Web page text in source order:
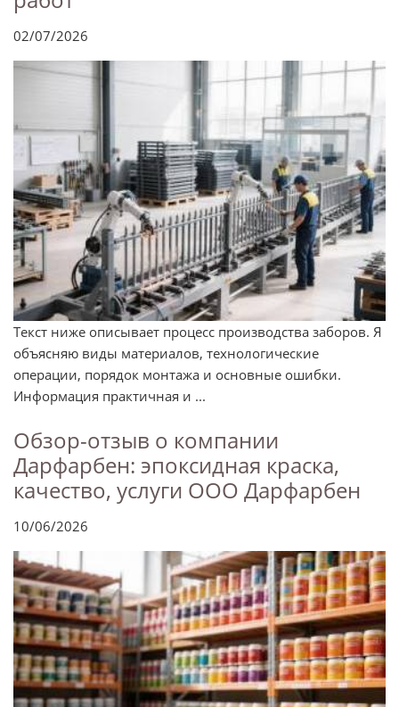
02/07/2026
Текст ниже описывает процесс производства заборов. Я
объясняю виды материалов, технологические
операции, порядок монтажа и основные ошибки.
Информация практичная и ...
Обзор-отзыв о компании
Дарфарбен: эпоксидная краска,
качество, услуги ООО Дарфарбен
10/06/2026